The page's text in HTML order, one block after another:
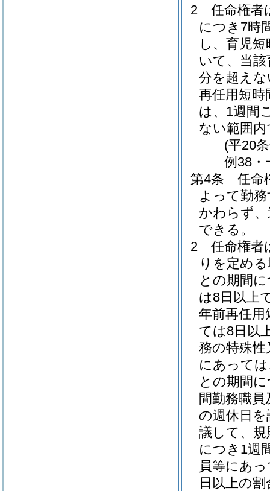
2
任命権者
につき7時
し、育児
いて、当
分を超え
再任用短時
は、1週間
ない範囲
(平20
例38・
第4条
任命
よって勤
かわらず
できる。
2
任命権者
りを定め
との期間
は8日以上
年前再任用
ては8日以
務の特殊性
にあって
との期間
間勤務職
の週休日
議して、
につき1週
員等にあ
日以上の